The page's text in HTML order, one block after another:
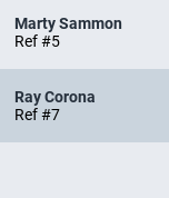
Marty Sammon
Ref #5
Ray Corona
Ref #7